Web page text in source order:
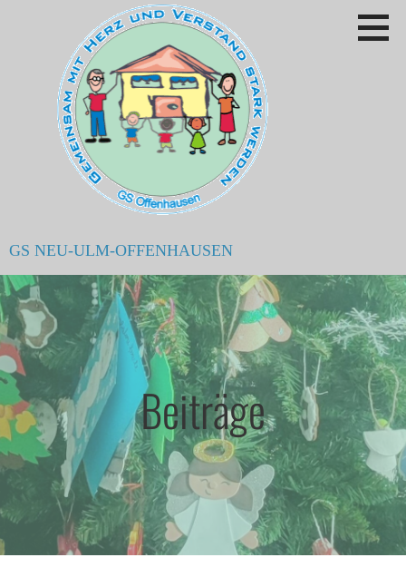
GS NEU-ULM-OFFENHAUSEN
Beiträge